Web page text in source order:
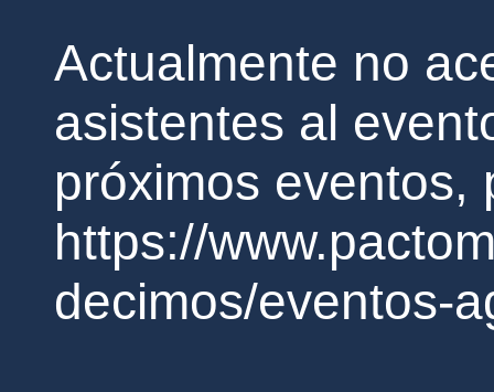
Actualmente no
asistentes al
próximos eventos,
https://
decimos/eventos-